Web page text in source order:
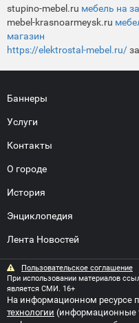
stupino-mebel.ru мебель на
mebel-krasnoarmeysk.ru
магазин
https://elektrostal-mebel.ru/
Баннеры
Услуги
Контакты
О городе
История
Энциклопедия
Лента Новостей
Пользовательское соглашение
При использовании материалов
является СМИ. 16+
На информационном ресурсе
технологии (информационные